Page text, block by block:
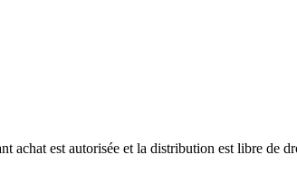
achat est autorisée et la distribution est libre de